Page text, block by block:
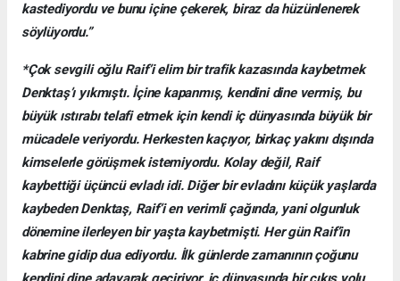
kastediyordu ve bunu içine çekerek, biraz da hüzünlenerek
söylüyordu.”
*Çok sevgili oğlu Raif’i elim bir trafik kazasında kaybetmek
Denktaş’ı yıkmıştı. İçine kapanmış, kendini dine vermiş, bu
büyük ıstırabı telafi etmek için kendi iç dünyasında büyük bir
mücadele veriyordu. Herkesten kaçıyor, birkaç yakını dışında
kimselerle görüşmek istemiyordu. Kolay değil, Raif
kaybettiği üçüncü evladı idi. Diğer bir evladını küçük yaşlarda
kaybeden Denktaş, Raif’i en verimli çağında, yani olgunluk
dönemine ilerleyen bir yaşta kaybetmişti. Her gün Raif’in
kabrine gidip dua ediyordu. İlk günlerde zamanının çoğunu